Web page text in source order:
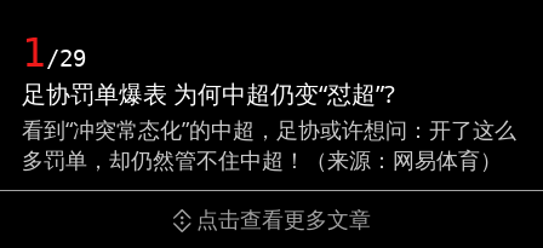
1/29
足协罚单爆表 为何中超仍变“怼超”?
看到“冲突常态化”的中超，足协或许想问：开了这么
多罚单，却仍然管不住中超！（来源：网易体育）
点击查看更多文章